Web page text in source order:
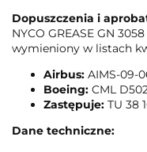
Dopuszczenia i
NYCO GREASE GN
wymieniony w listach
Airbus: AIMS-09-
Boeing: CML
Zastępuje: TU 38
Dane techniczne: